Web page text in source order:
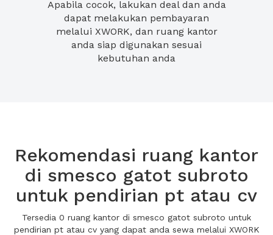
Apabila cocok, lakukan deal dan anda
dapat melakukan pembayaran
melalui XWORK, dan ruang kantor
anda siap digunakan sesuai
kebutuhan anda
Rekomendasi ruang kantor
di smesco gatot subroto
untuk pendirian pt atau cv
Tersedia 0 ruang kantor di smesco gatot subroto untuk
pendirian pt atau cv yang dapat anda sewa melalui XWORK